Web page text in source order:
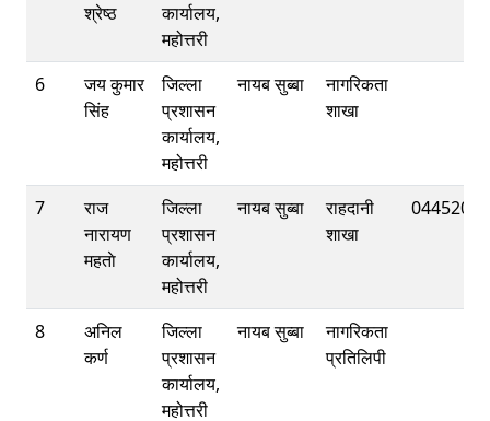
श्रेष्ठ
कार्यालय,
महोत्तरी
6
जय कुमार
सिंह
जिल्ला
प्रशासन
कार्यालय,
महोत्तरी
नायब सुब्बा
नागरिकता
शाखा
7
राज
नारायण
महताे
जिल्ला
प्रशासन
कार्यालय,
महोत्तरी
नायब सुब्बा
राहदानी
शाखा
8
अनिल
कर्ण
जिल्ला
प्रशासन
कार्यालय,
महोत्तरी
नायब सुब्बा
नागरिकता
प्रतिलिपी